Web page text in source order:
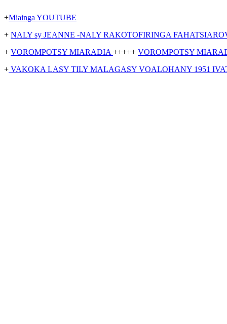
+Miainga YOUTUBE
+ NALY sy JEANNE -NALY RAKOTOFIRINGA
+ VOROMPOTSY MIARADIA +++++ VOROMPOTSY
+ VAKOKA LASY TILY MALAGASY VOALOHANY 1951